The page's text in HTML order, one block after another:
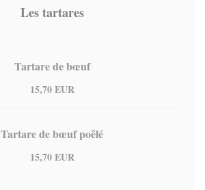
Les tartares
Tartare de bœuf
15,70 EUR
Tartare de bœuf poêlé
15,70 EUR